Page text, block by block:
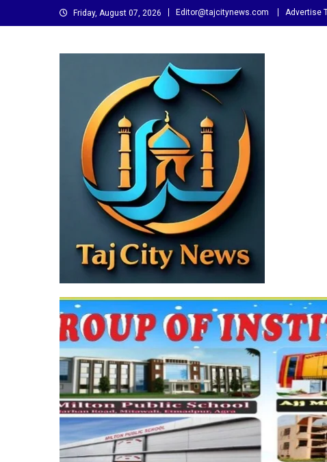
to
Friday, August 07, 2026 Editor@tajcitynews.com Advertise
Taj City News